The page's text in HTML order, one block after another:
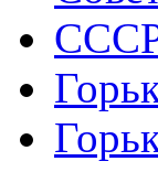
СССР